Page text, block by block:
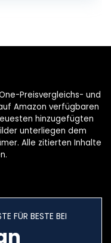
Preisvergleichs- und
Amazon verfügbaren
hinzugefügten
unterliegen dem
Alle zitierten Inhalte
FÜR BESTE BEI